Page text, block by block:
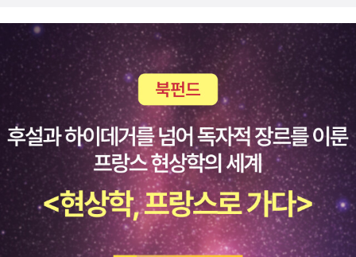
이나 말투보다도 ‘아름다운 사랑’을 기쁜 마음으로 받아들여서 날마
다 새롭게 기운을 내도록 북돋울 때에 비로소 환하게 빛나는 어린이
문학이 된다고 느낍니다. “포로들처럼 / 꽁꽁 / 한 줄에 묶여 / 우리
집에 온 / 조기들(조기 한 두름)” 같은 동시는 비유법이나 표현법이
재미있습니다. 그러나 ‘포로’는 ‘전쟁 포로’를 가리킵니다. 아이들한테
‘전쟁 포로’를 굳이 빗대어서 말해야 할는지 곰곰이 되새길 노릇입니
다. “우리나라에 일하러 온 / 방글라데시 아저씨 / 처음 배운 말이 이
거래요. / “야, 너 이리 와!”(야, 너 이리 와)” 같은 동시는 어떻게 보아
야 할까요? 한국에 수십만 사람이 있다는 이주노동자 이야기를 넌지
시 짚는 동시로 보아야 할까요? 그런데 말이지요, “야, 너 이리 와!”
G'정치권, 당황하고 있다'…잠실시위서 확인된 2030 여론 '촉각'http
s://n.news.naver.com/mnews/ranking/article/001/0016130
542?ntype=RANKING오늘은 ‘매도 사이드카’…6% 급락 코스피,
7500선 후퇴 [이런국장 저런주식]https://n.news.naver.com/m
news/article/011/0004629629?sid=101